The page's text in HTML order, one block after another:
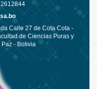
Calle 27 de Cota Cota -
de Ciencias Puras y
- Bolivia